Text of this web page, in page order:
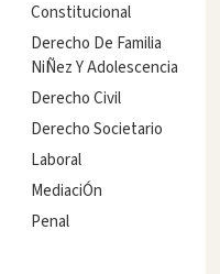
Constitucional
Derecho De Familia
NiÑez Y Adolescencia
Derecho Civil
Derecho Societario
Laboral
MediaciÓn
Penal